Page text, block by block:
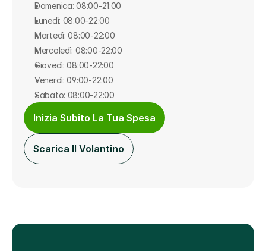
Domenica: 08:00-21:00
Lunedì: 08:00-22:00
Martedì: 08:00-22:00
Mercoledì: 08:00-22:00
Giovedì: 08:00-22:00
Venerdì: 09:00-22:00
Sabato: 08:00-22:00
Inizia Subito La Tua Spesa
Scarica Il Volantino